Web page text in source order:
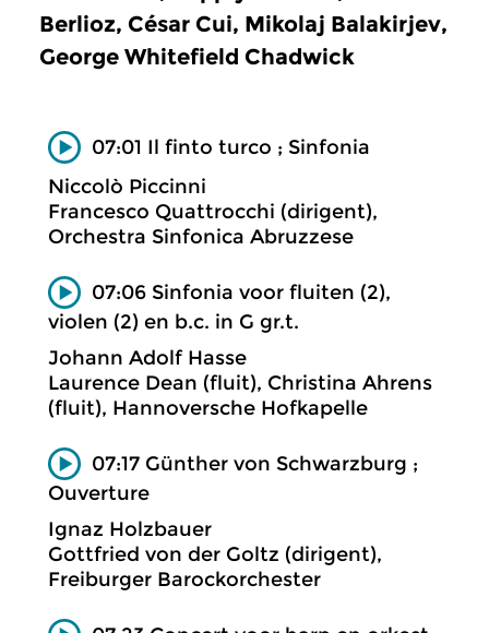
Berlioz, César Cui, Mikolaj Balakirjev,
George Whitefield Chadwick
07:01 Il finto turco ; Sinfonia
Niccolò Piccinni
Francesco Quattrocchi (dirigent),
Orchestra Sinfonica Abruzzese
07:06 Sinfonia voor fluiten (2),
violen (2) en b.c. in G gr.t.
Johann Adolf Hasse
Laurence Dean (fluit), Christina Ahrens
(fluit), Hannoversche Hofkapelle
07:17 Günther von Schwarzburg ;
Ouverture
Ignaz Holzbauer
Gottfried von der Goltz (dirigent),
Freiburger Barockorchester